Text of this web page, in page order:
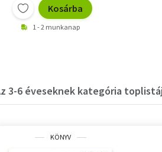
Kosárba
1 - 2 munkanap
3-6 éveseknek kategória
KÖNYV